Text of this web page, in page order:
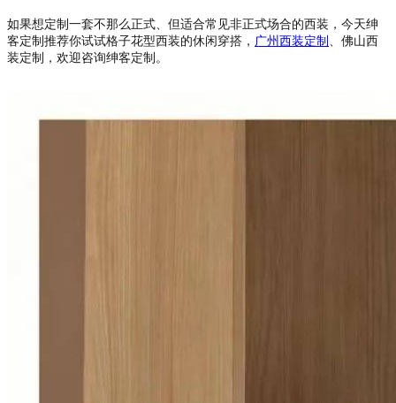
如果想定制一套不那么正式、但适合常见非正式场合的西装，今天绅
客定制推荐你试试格子花型西装的休闲穿搭， 广州西装定制 、佛山西
装定制，欢迎咨询绅客定制。